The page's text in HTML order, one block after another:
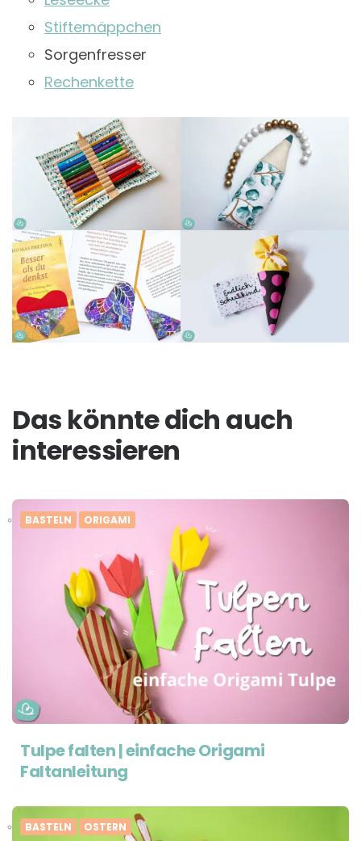
Stiftemäppchen
Sorgenfresser
Rechenkette
Das könnte dich auch
interessieren
BASTELN ORIGAMI
Tulpe falten | einfache Origami
Faltanleitung
BASTELN OSTERN